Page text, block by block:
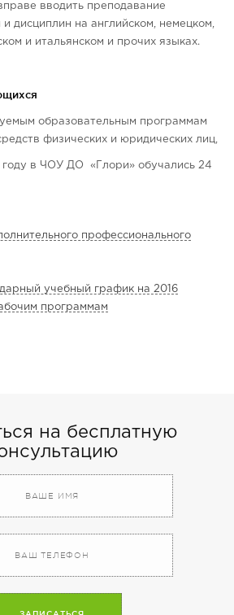
вводить преподавание
дисциплин на английском, немецком,
и итальянском и прочих языках.
образовательным программам
физических и юридических лиц,
году в ЧОУ ДО «Глори» обучались 24
профессионального
учебный график на 2016
программам
на бесплатную